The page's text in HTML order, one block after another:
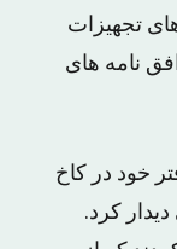
تجهیزات
نامه های
خود در کاخ
کرد.